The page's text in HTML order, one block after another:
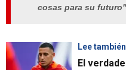
cosas para su
Lee también
El